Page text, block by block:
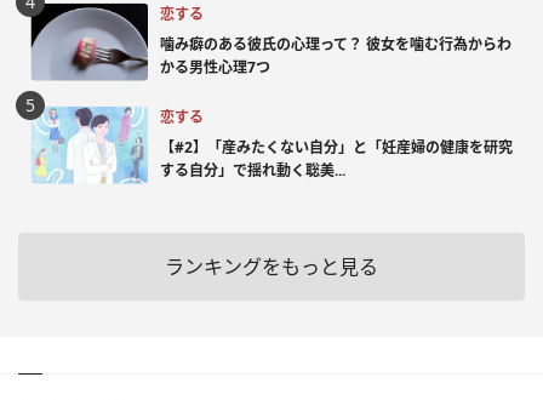
恋する
噛み癖のある彼氏の心理って？ 彼女を噛む行為からわ
かる男性心理7つ
恋する
【#2】「産みたくない自分」と「妊産婦の健康を研究
する自分」で揺れ動く聡美...
ランキングをもっと見る